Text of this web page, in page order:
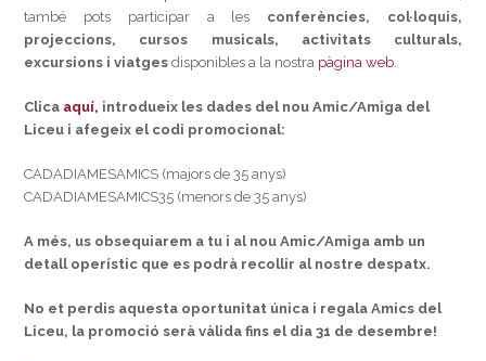
també pots participar a les conferències, col·loquis,
projeccions, cursos musicals, activitats culturals,
excursions i viatges disponibles a la nostra pàgina web.
Clica aquí, introdueix les dades del nou Amic/Amiga del
Liceu i afegeix el codi promocional:
CADADIAMESAMICS (majors de 35 anys)
CADADIAMESAMICS35 (menors de 35 anys)
A més, us obsequiarem a tu i al nou Amic/Amiga amb un
detall operístic que es podrà recollir al nostre despatx.
No et perdis aquesta oportunitat única i regala Amics del
Liceu, la promoció serà vàlida fins el dia 31 de desembre!